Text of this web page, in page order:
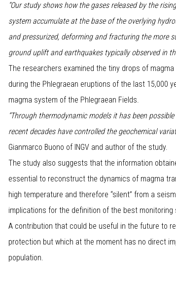
“Our study shows how the gases released by the
system accumulate at the base of the overlying
and pressurized, deforming and fracturing the more
ground uplift and earthquakes typically observed in
The researchers examined the tiny drops of
during the Phlegraean eruptions of the last 15,000
magma system of the Phlegraean Fields.
“Through thermodynamic models it has been
recent decades have controlled the geochemical
Gianmarco Buono of INGV and author of the study.
The study also suggests that the information
essential to reconstruct the dynamics of magma
high temperature and therefore “silent” from a
implications for the definition of the best monitoring
A contribution that could be useful in the future to
protection but which at the moment has no direct
population.